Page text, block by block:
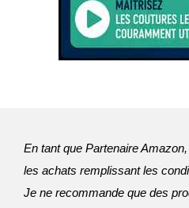
En tant que Partenaire
les achats remplissant les
Je ne recommande que des